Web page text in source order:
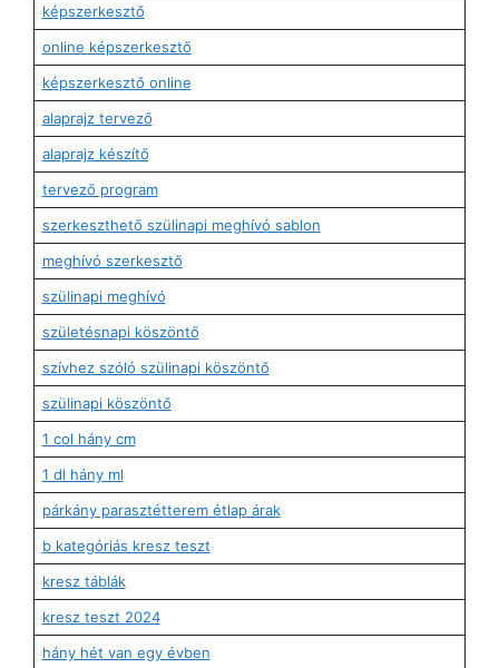
képszerkesztő
online képszerkesztő
képszerkesztő online
alaprajz tervező
alaprajz készítő
tervező program
szerkeszthető szülinapi meghívó sablon
meghívó szerkesztő
szülinapi meghívó
születésnapi köszöntő
szívhez szóló szülinapi köszöntő
szülinapi köszöntő
1 col hány cm
1 dl hány ml
párkány parasztétterem étlap árak
b kategóriás kresz teszt
kresz táblák
kresz teszt 2024
hány hét van egy évben